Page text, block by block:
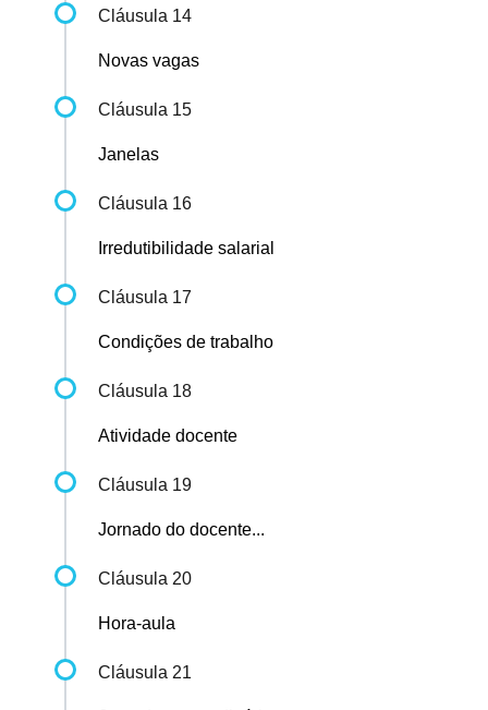
Cláusula 14
Novas vagas
Cláusula 15
Janelas
Cláusula 16
Irredutibilidade salarial
Cláusula 17
Condições de trabalho
Cláusula 18
Atividade docente
Cláusula 19
Jornado do docente...
Cláusula 20
Hora-aula
Cláusula 21